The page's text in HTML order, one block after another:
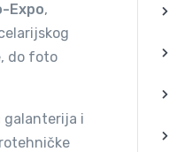
Expo,
do foto
galanterija i